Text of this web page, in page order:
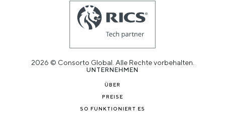
2026 © Consorto Global. Alle Rechte vorbehalten.
UNTERNEHMEN
ÜBER
PREISE
SO FUNKTIONIERT ES